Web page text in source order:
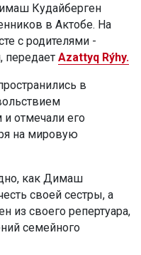
Кудайберген
в Актобе. На
с родителями -
передает Azattyq Rýhy.
в
и отмечали его
на мировую
как Димаш
своей сестры, а
из своего репертуара,
семейного